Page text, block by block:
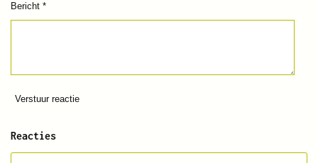
Bericht *
Verstuur reactie
Reacties